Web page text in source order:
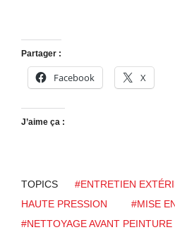
Partager :
Facebook X
J’aime ça :
TOPICS #ENTRETIEN
HAUTE PRESSION
#MISE
#NETTOYAGE AVANT PEINTURE